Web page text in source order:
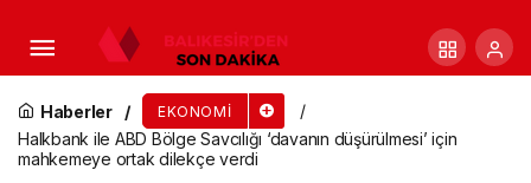
Haberler EKONOMI
Halkbank ile ABD Bölge Savcılığı ‘davanın düşürülmesi’ için
mahkemeye ortak dilekçe verdi
Jolly’de yaz fırsatları başladı!